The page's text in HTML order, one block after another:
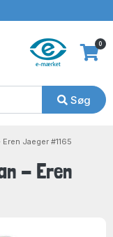
Søg
0
Jaeger #1165
- Eren